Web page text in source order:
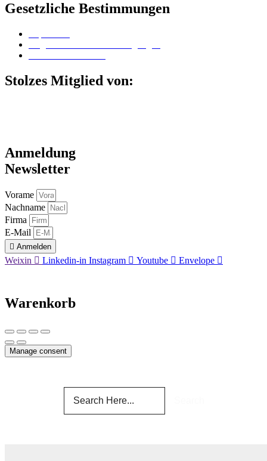
Gesetzliche Bestimmungen
Stolzes Mitglied von:
Anmeldung
Newsletter
Vorame
Nachname
Firma
E-Mail
Anmelden
Weixin Linkedin-in Instagram Youtube Envelope
Warenkorb
Manage consent